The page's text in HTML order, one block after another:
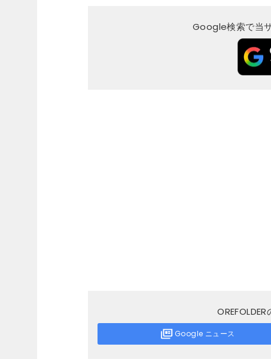
Google検索で当
Google ニュース